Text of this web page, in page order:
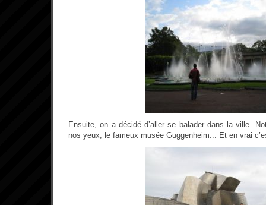
Ensuite, on a décidé d’aller se balader dans la ville.
nos yeux, le fameux musée Guggenheim... Et en vrai